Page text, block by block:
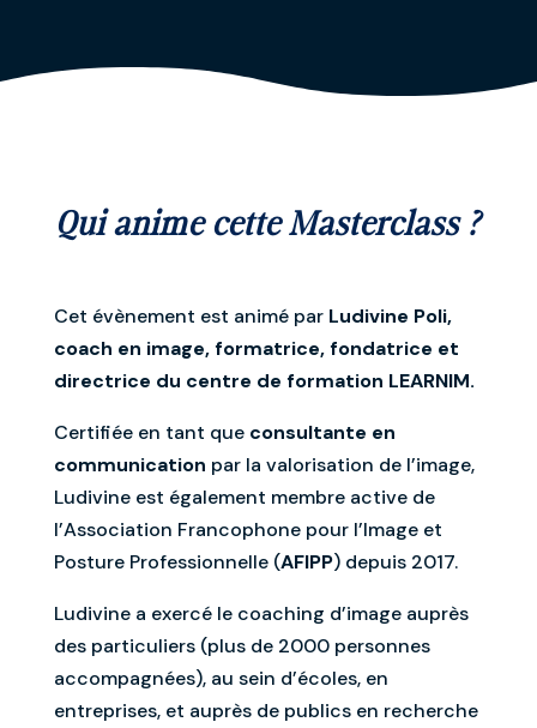
Qui anime cette Masterclass ?
Cet évènement est animé par Ludivine Poli,
coach en image, formatrice, fondatrice et
directrice du centre de formation LEARNIM.
Certifiée en tant que consultante en
communication par la valorisation de l’image,
Ludivine est également membre active de
l’Association Francophone pour l’Image et
Posture Professionnelle (AFIPP) depuis 2017.
Ludivine a exercé le coaching d’image auprès
des particuliers (plus de 2000 personnes
accompagnées), au sein d’écoles, en
entreprises, et auprès de publics en recherche